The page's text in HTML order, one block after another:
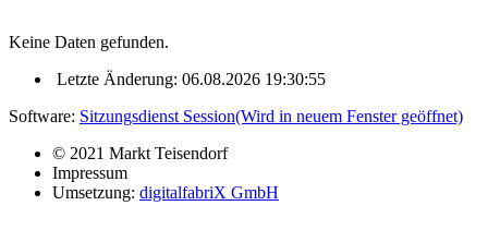
Keine Daten gefunden.
Letzte Änderung: 06.08.2026 19:30:55
Software: Sitzungsdienst Session(Wird in neuem Fenster geöffnet)
© 2021 Markt Teisendorf
Impressum
Umsetzung: digitalfabriX GmbH